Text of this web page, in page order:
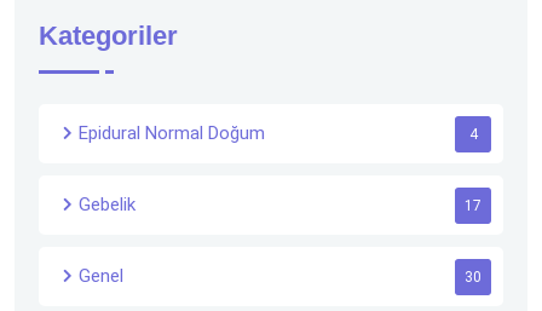
Kategoriler
Epidural Normal Doğum 4
Gebelik 17
Genel 30